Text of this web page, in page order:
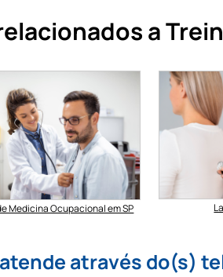
a
Medicina Ocupacional em SP
através do(s)